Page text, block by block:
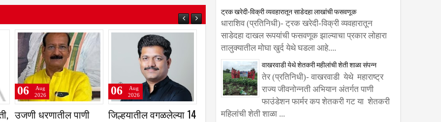
आधारे कृषी
रात्री सात ते नऊ पर्यंत
06
Aug
2026
कृषिउत्पन्न बाजार समिती,
06
Aug
2026
ट्रक खरेदी-विक्री व्यवहारातून साडेदहा लाखांची फसवणूक
धाराशिव (प्रतिनिधी)- ट्रक खरेदी-विक्री व्यवहारातून
साडेदहा दाखल रूपयांची फसवणूक झाल्याचा प्रकार लोहारा
तालुक्यातील मोघा खुर्द येथे घडला आहे....
वाखरवाडी येथे शेतकरी महीलांची शेती शाळा संपन्न
तेर (प्रतिनिधी)- वाखरवाडी येथे महाराष्ट्र
राज्य जीवनोन्नती अभियान अंतर्गत पाणी
फाउंडेशन फार्मर कप शेतकरी गट या शेतकरी
महिलांची शेती शाळा ...